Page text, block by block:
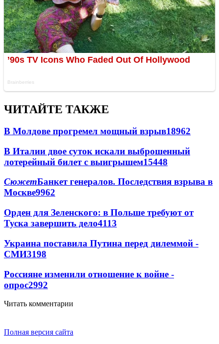
ЧИТАЙТЕ ТАКЖЕ
В Молдове прогремел мощный взрыв18962
В Италии двое суток искали выброшенный
лотерейный билет с выигрышем15448
СюжетБанкет генералов. Последствия взрыва в
Москве9962
Орден для Зеленского: в Польше требуют от
Туска завершить дело4113
Украина поставила Путина перед дилеммой -
СМИ3198
Россияне изменили отношение к войне -
опрос2992
Читать комментарии
Полная версия сайта